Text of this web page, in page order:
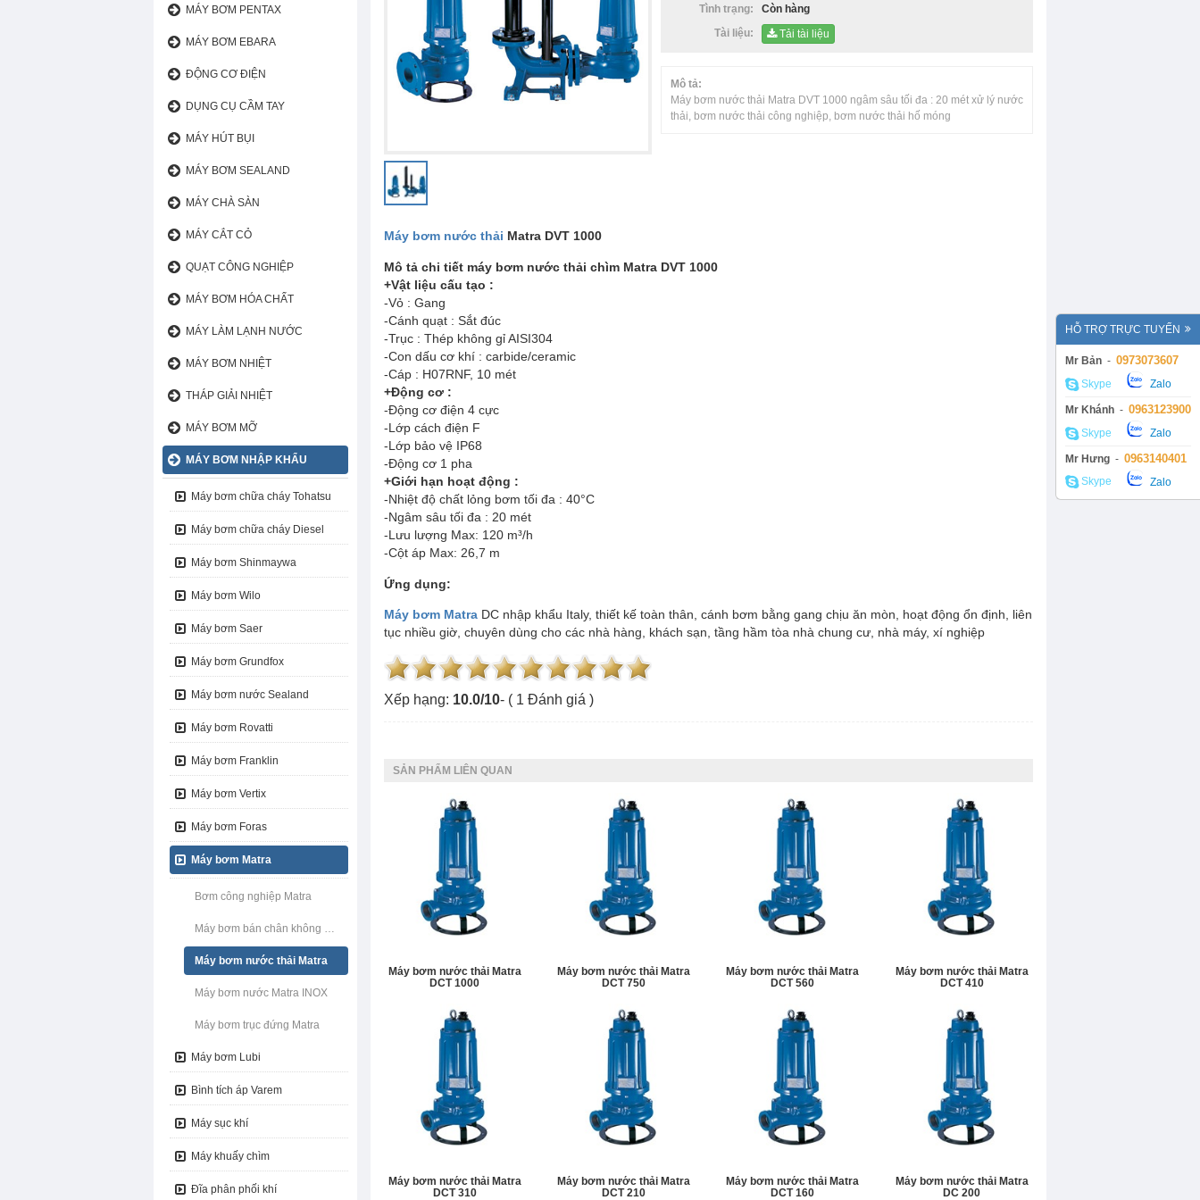
HỖ TRỢ TRỰC TUYẾN
Mr Bản - 0973073607
Skype Zalo
Mr Khánh - 0963123900
Skype Zalo
Mr Hưng - 0963140401
Skype Zalo
Bơm chìm nước thải
Máy bơm bùn
Bơm chìm cắt rác
Máy thổi khí
Bơm chìm giếng khoan
Máy bơm tăng áp
Máy bơm nước gia đình
Máy bơm trục đứng
Động cơ điện Teco
MÁY HÚT BỤI MÁY BƠM SEALAND
Máy bơm hỏa tiễn
Bơm chân không
Bơm đa tầng cánh
Bơm màng khí nén
MÁY LÀM LẠNH NƯỚC MÁY BƠM NHIỆT THÁP GIẢI NHIỆT
ĐỘNG CƠ DIESEL MÁY XÂY DỰNG
MÁY BƠM PENTAX
MÁY BƠM EBARA
ĐỘNG CƠ ĐIỆN
DỤNG CỤ CẦM TAY
MÁY HÚT BỤI
MÁY BƠM SEALAND
MÁY CHÀ SÀN
MÁY CẮT CỎ
QUẠT CÔNG NGHIỆP
MÁY BƠM HÓA CHẤT
MÁY LÀM LẠNH NƯỚC
MÁY BƠM NHIỆT
THÁP GIẢI NHIỆT
MÁY BƠM MỠ
MÁY BƠM NHẬP KHẨU
Máy bơm chữa cháy Tohatsu
Máy bơm chữa cháy Diesel
Máy bơm Shinmaywa
Máy bơm Wilo
Máy bơm Saer
Máy bơm Grundfox
Máy bơm nước Sealand
Máy bơm Rovatti
Máy bơm Franklin
Máy bơm Vertix
Máy bơm Foras
Máy bơm Matra
Bơm công nghiệp Matra
Máy bơm bán chân không Matra
Máy bơm nước thải Matra
Máy bơm nước Matra INOX
Máy bơm trục đứng Matra
Máy bơm Lubi
Bình tích áp Varem
Máy sục khí
Máy khuấy chìm
Đĩa phân phối khí
Tình trạng:
Còn hàng
Tài liệu:
Tải tài liệu
Mô tả:
Máy bơm nước thải Matra DVT 1000 ngâm sâu tối đa : 20 mét xử lý nước
thải, bơm nước thải công nghiệp, bơm nước thải hố móng
Máy bơm nước thải Matra DVT 1000
Mô tả chi tiết máy bơm nước thải chìm Matra DVT 1000
+Vật liệu cấu tạo :
-Vỏ : Gang
-Cánh quạt : Sắt đúc
-Trục : Thép không gỉ AISI304
-Con dấu cơ khí : carbide/ceramic
-Cáp : H07RNF, 10 mét
+Động cơ :
-Động cơ điện 4 cực
-Lớp cách điện F
-Lớp bảo vệ IP68
-Động cơ 1 pha
+Giới hạn hoạt động :
-Nhiệt độ chất lỏng bơm tối đa : 40°C
-Ngâm sâu tối đa : 20 mét
-Lưu lượng Max: 120 m³/h
-Cột áp Max: 26,7 m
Ứng dụng:
Máy bơm MatraDC nhập khẩu Italy, thiết kế toàn thân, cánh bơm bằng gang chịu ăn mòn, hoạt động ổn định, liên
tục nhiều giờ, chuyên dùng cho các nhà hàng, khách sạn, tầng hầm tòa nhà chung cư, nhà máy, xí nghiệp
Xếp hạng: 10.0/10- ( 1Đánh giá )
SẢN PHẨM LIÊN QUAN
Máy bơm nước thải Matra
DCT 1000
Máy bơm nước thải Matra
DCT 750
Máy bơm nước thải Matra
DCT 560
Máy bơm nước thải Matra
DCT 410
Máy bơm nước thải Matra
DCT 310
Máy bơm nước thải Matra
DCT 210
Máy bơm nước thải Matra
DCT 160
Máy bơm nước thải Matra
DC 200